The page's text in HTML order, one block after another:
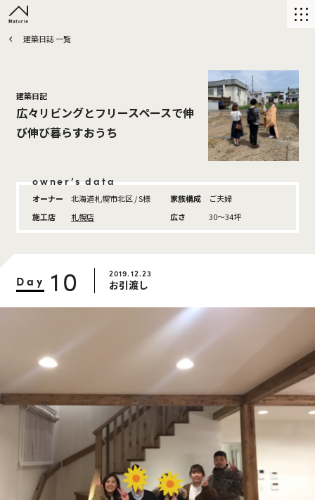
建築日誌 一覧
建築日記
広々リビングとフリースペースで伸
び伸び暮らすおうち
owner’s data
オーナー 北海道札幌市北区 / S様 家族構成
ご夫婦
施工店
札幌店 広さ 30〜34坪
Day 10 2019.12.23
お引渡し